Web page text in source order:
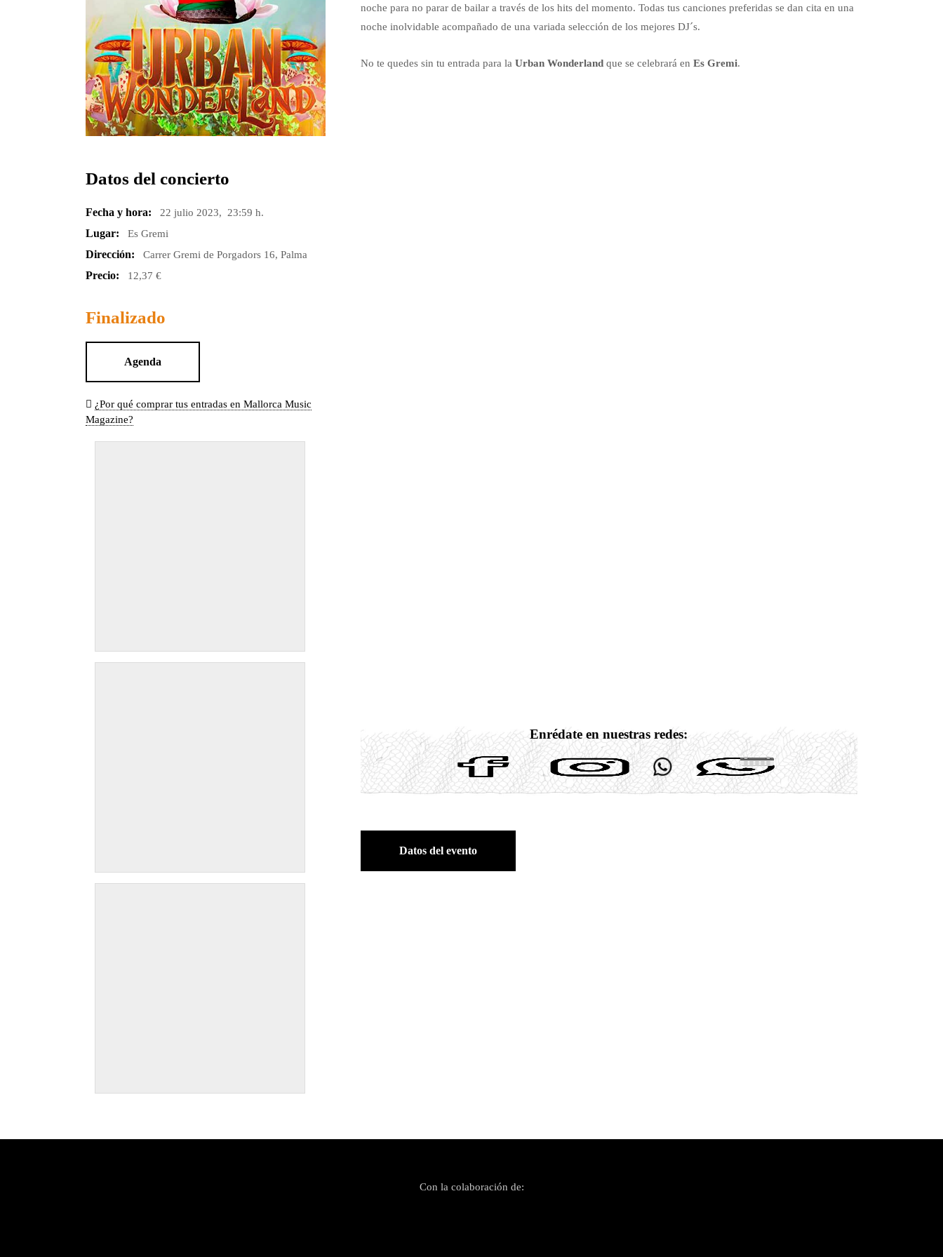
Datos del concierto
Fecha y hora: 22 julio 2023, 23:59 h.
Lugar: Es Gremi
Dirección: Carrer Gremi de Porgadors 16, Palma
Precio: 12,37 €
Finalizado
Agenda
¿Por qué comprar tus entradas en Mallorca Music
Magazine?
noche para no parar de bailar a través de los hits del momento. Todas tus canciones preferidas se dan cita en una
noche inolvidable acompañado de una variada selección de los mejores DJ´s.
No te quedes sin tu entrada para la Urban Wonderlandque se celebrará en Es Gremi.
Enrédate en nuestras redes:
Datos del evento
Con la colaboración de: